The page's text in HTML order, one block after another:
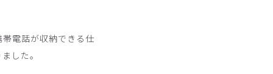
電話が収納できる仕
した。